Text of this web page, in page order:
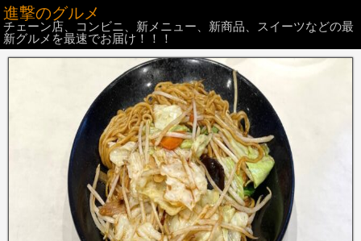
進撃のグルメ
チェーン店、コンビニ、新メニュー、新商品、スイーツなどの最
新グルメを最速でお届け！！！